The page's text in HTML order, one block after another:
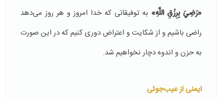
«رَضِيَ بِرِزْقِ اللَّهِ» به توفیقاتی که خدا امروز و هر روز می‌دهد
راضی باشیم و از شکایت و اعتراض دوری کنیم که در این صورت
به حزن و اندوه دچار نخواهیم شد.
ایمنی از عیب‌جوئی